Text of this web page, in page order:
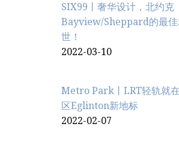
SIX99丨奢华设计，北约克
Bayview/Sheppard的最佳
世！
2022-03-10
Metro Park丨LRT轻轨就
区Eglinton新地标
2022-02-07